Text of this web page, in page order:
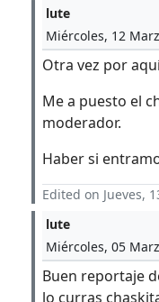
lute
Miércoles, 12
Otra vez por
Me a puesto el
moderador.
Haber si
Edited on Jueves,
lute
Miércoles, 05
Buen reportaje
lo curras